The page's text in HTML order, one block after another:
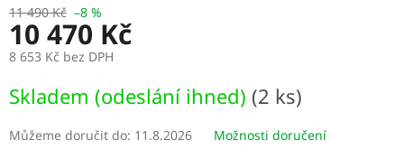
11 490 Kč –8 %
10 470 Kč
8 653 Kč bez DPH
cena:
Skladem (odeslání ihned) (2 ks)
Můžeme doručit do: 11.8.2026 Možnosti doručení